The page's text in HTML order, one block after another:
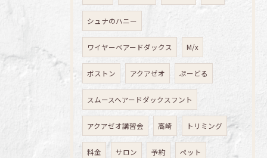
シュナのハニー
ワイヤーベアードダックス M/x
ボストン アクアゼオ ぷーどる
スムースヘアードダックスフント
アクアゼオ講習会 高崎 トリミング
料金 サロン 予約 ペット